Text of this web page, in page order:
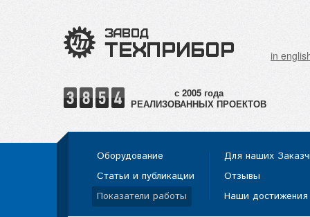
in
РЕАЛИЗОВАННЫХ ПРОЕКТОВ
Оборудование
Статьи и публикации
Показатели работы
Для наших
Отзывы
Наши достижения